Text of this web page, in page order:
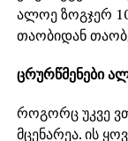
ალოე ზოგჯერ
თაობიდან
ცრურწმენები
როგორც უკვე
მცენარეა. ის